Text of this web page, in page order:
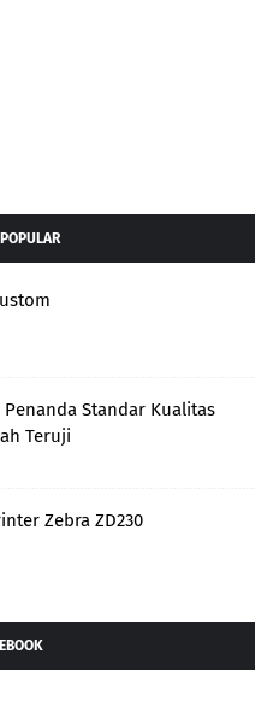
Penanda Standar Kualitas
Teruji
Zebra ZD230